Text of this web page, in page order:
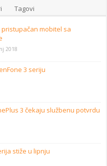
Tagovi
pristupačan mobitel sa
2018
3 seriju
3 čekaju službenu potvrdu
stiže u lipnju